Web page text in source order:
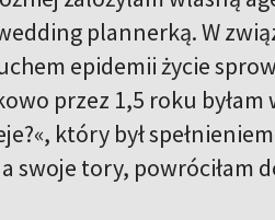
plannerką. W
epidemii życie
przez 1,5 roku
który był
swoje tory, powróciłam